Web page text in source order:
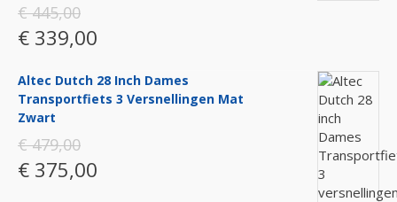
€ 445,00
€ 339,00
Altec Dutch 28 Inch Dames
Transportfiets 3 Versnellingen Mat
Zwart
€ 479,00
€ 375,00